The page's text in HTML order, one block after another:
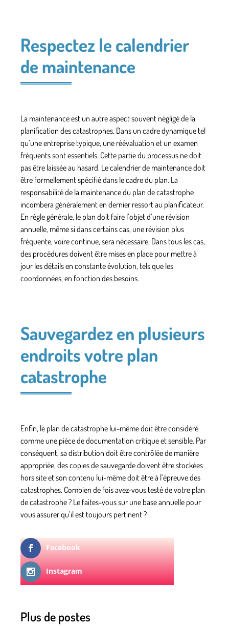
Respectez le calendrier
de maintenance
La maintenance est un autre aspect souvent négligé de la
planification des catastrophes. Dans un cadre dynamique tel
qu’une entreprise typique, une réévaluation et un examen
fréquents sont essentiels. Cette partie du processus ne doit
pas être laissée au hasard. Le calendrier de maintenance doit
être formellement spécifié dans le cadre du plan. La
responsabilité de la maintenance du plan de catastrophe
incombera généralement en dernier ressort au planificateur.
En règle générale, le plan doit faire l’objet d’une révision
annuelle, même si dans certains cas, une révision plus
fréquente, voire continue, sera nécessaire. Dans tous les cas,
des procédures doivent être mises en place pour mettre à
jour les détails en constante évolution, tels que les
coordonnées, en fonction des besoins.
Sauvegardez en plusieurs
endroits votre plan
catastrophe
Enfin, le plan de catastrophe lui-même doit être considéré
comme une pièce de documentation critique et sensible. Par
conséquent, sa distribution doit être contrôlée de manière
appropriée, des copies de sauvegarde doivent être stockées
hors site et son contenu lui-même doit être à l’épreuve des
catastrophes. Combien de fois avez-vous testé de votre plan
de catastrophe ? Le faites-vous sur une base annuelle pour
vous assurer qu’il est toujours pertinent ?
Facebook
Instagram
Plus de postes